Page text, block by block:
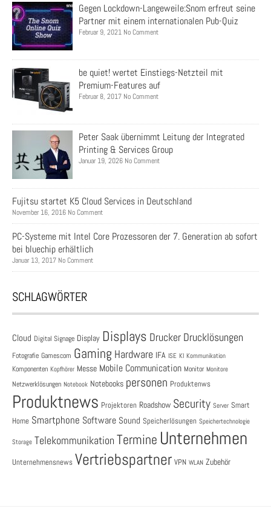
Gegen Lockdown-Langeweile:Snom erfreut seine
Partner mit einem internationalen Pub-Quiz
Februar 9, 2021 No Comment
be quiet! wertet Einstiegs-Netzteil mit
Premium-Features auf
Februar 8, 2017 No Comment
Peter Saak übernimmt Leitung der Integrated
Printing & Services Group
Januar 19, 2026 No Comment
Fujitsu startet K5 Cloud Services in Deutschland
November 16, 2016 No Comment
PC-Systeme mit Intel Core Prozessoren der 7. Generation ab sofort
bei bluechip erhältlich
Januar 13, 2017 No Comment
SCHLAGWÖRTER
Cloud Digital Signage Display Displays Drucker Drucklösungen
Fotografie Gamescom Gaming Hardware IFA ISE KI Kommunikation
Komponenten Kopfhörer Messe Mobile Communication Monitor Monitore
Netzwerklösungen Notebook Notebooks personen Produktenws
Produktnews Projektoren Roadshow Security Server Smart
Home Smartphone Software Sound Speicherlösungen Speichertechnologie
Storage Telekommunikation Termine Unternehmen
Unternehmensnews Vertriebspartner VPN WLAN Zubehör